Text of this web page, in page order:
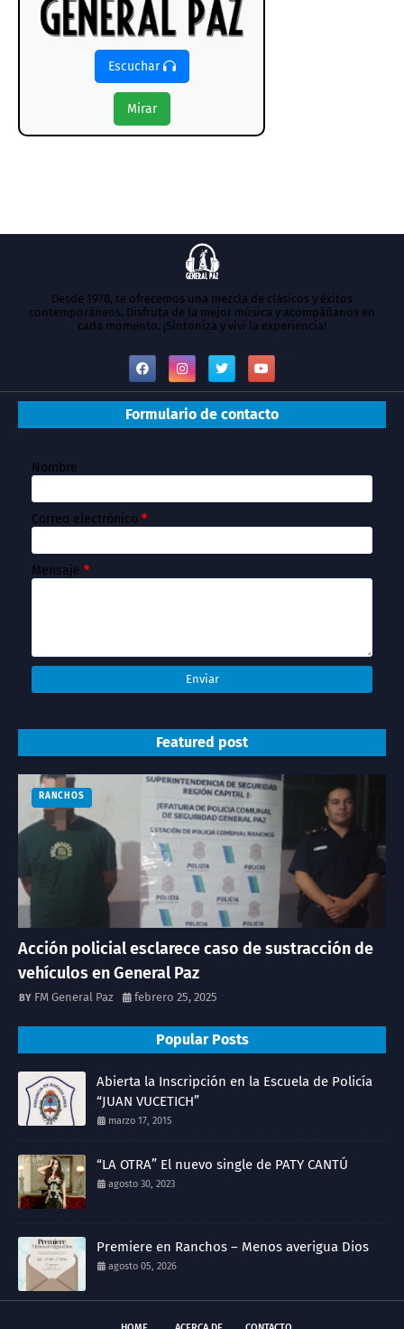
Escuchar
Mirar
Desde 1978, te ofrecemos una mezcla de clásicos y éxitos
contemporáneos. Disfruta de la mejor música y acompáñanos en
cada momento. ¡Sintoniza y vivi la experiencia!
Formulario de contacto
Nombre
Correo electrónico *
Mensaje *
Featured post
RANCHOS
Acción policial esclarece caso de sustracción de
vehículos en General Paz
FM General Paz febrero 25, 2025
Popular Posts
Abierta la Inscripción en la Escuela de Policía
“JUAN VUCETICH”
marzo 17, 2015
“LA OTRA” El nuevo single de PATY CANTÚ
agosto 30, 2023
Premiere en Ranchos – Menos averigua Dios
agosto 05, 2026